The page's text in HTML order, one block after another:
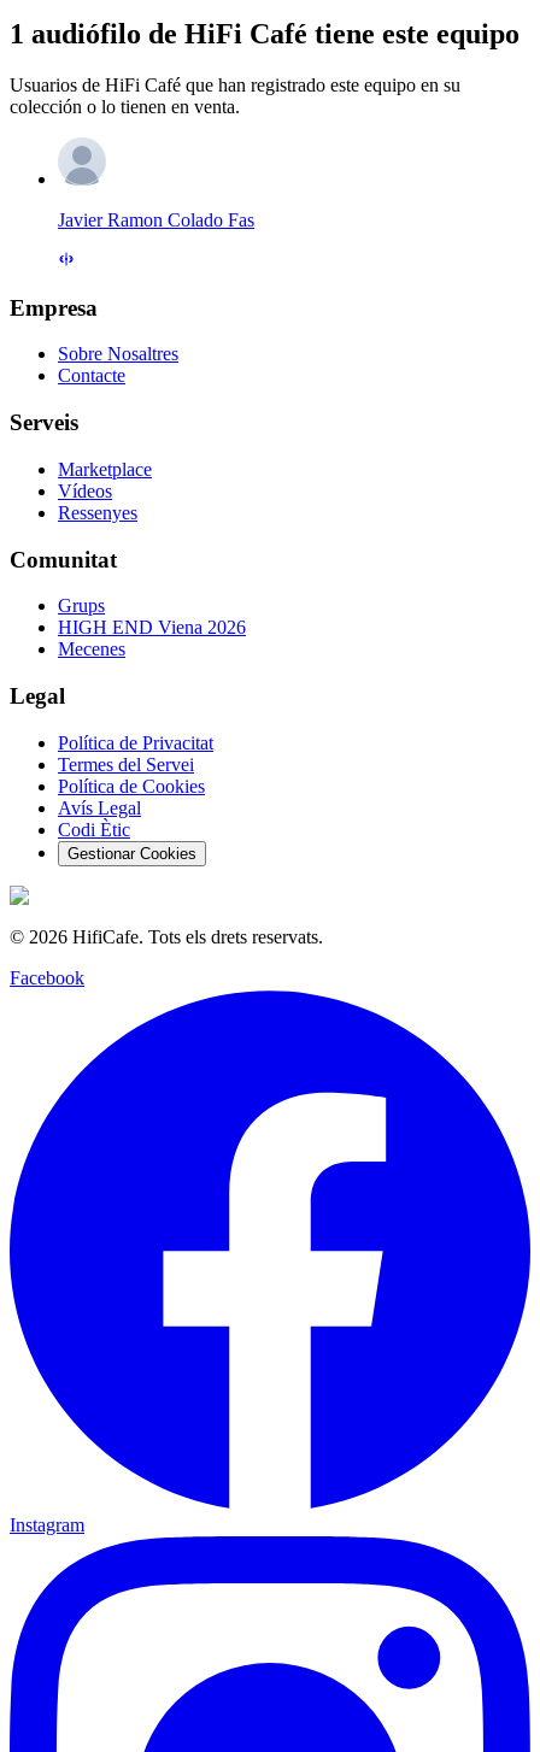
1 audiófilo de HiFi Café tiene este equipo
Usuarios de HiFi Café que han registrado este equipo en su
colección o lo tienen en venta.
Javier Ramon Colado Fas
Empresa
Sobre Nosaltres
Contacte
Serveis
Marketplace
Vídeos
Ressenyes
Comunitat
Grups
HIGH END Viena 2026
Mecenes
Legal
Política de Privacitat
Termes del Servei
Política de Cookies
Avís Legal
Codi Ètic
Gestionar Cookies
© 2026 HifiCafe. Tots els drets reservats.
Facebook
Instagram